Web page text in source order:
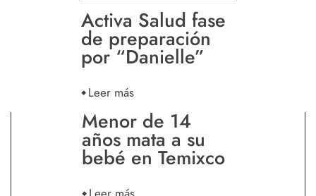
Activa Salud fase
de preparación
por “Danielle”
Leer más
Menor de 14
años mata a su
bebé en Temixco